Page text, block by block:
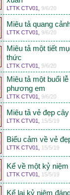
LTTK CTV01 9/6/20
Miêu tả quang
LTTK CTV01 9/6/20
Miêu tả một tiết
thức
LTTK CTV01 9/6/20
Miêu tả một buổi
phương em
LTTK CTV01 9/6/20
Miêu tả vẻ đẹp
LTTK CTV01 15/5/19
Biểu cảm về vẻ
LTTK CTV01 15/5/19
Kể về một kỷ
LTTK CTV01 15/5/19
Kể lại kỷ niệm